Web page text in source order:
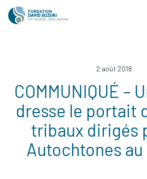
2 août 2018
COMMUNIQUÉ –
dresse le portait
tribaux dirigés
Autochtones au